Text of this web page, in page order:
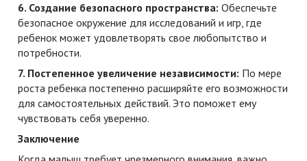
6. Создание безопасного пространства: Обеспечьте
безопасное окружение для исследований и игр, где
ребенок может удовлетворять свое любопытство и
потребности.
7. Постепенное увеличение независимости: По мере
роста ребенка постепенно расширяйте его возможности
для самостоятельных действий. Это поможет ему
чувствовать себя уверенно.
Заключение